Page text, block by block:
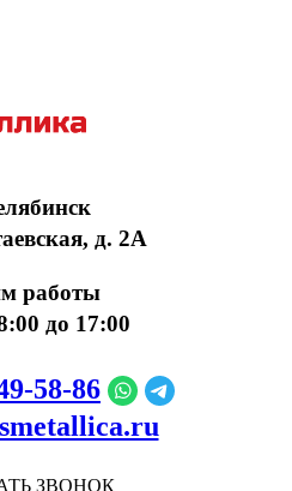
д. 2А
работы
до 17:00
ЗВОНОК